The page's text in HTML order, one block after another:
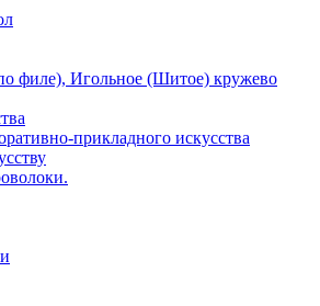
филе), Игольное (Шитое) кружево
прикладного искусства